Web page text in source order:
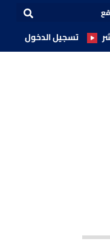
تسجيل الدخول